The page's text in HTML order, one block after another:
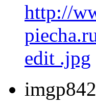
http://
edit .jpg